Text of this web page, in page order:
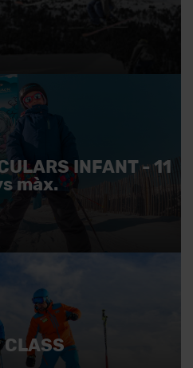
INFANT - 11
màx.
CLASS